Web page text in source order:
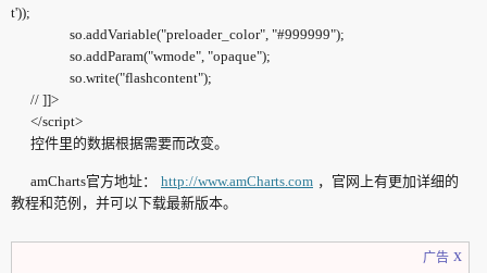
t'));
so.addVariable("preloader_color", "#999999");
so.addParam("wmode", "opaque");
so.write("flashcontent");
// ]]>
</script>
控件里的数据根据需要而改变。
amCharts官方地址： http://www.amCharts.com ，官网上有更加详细的
教程和范例，并可以下载最新版本。
广告 x